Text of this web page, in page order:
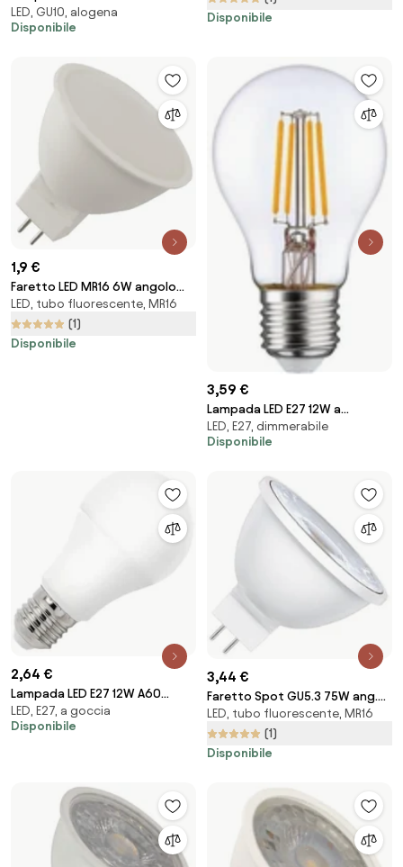
- Angolo 12° Colore Bianco
Naturale 4.000K
LED, GU10, alogena
Disponibile
Disponibile
1,9 €
Faretto LED MR16 6W angolo
120° 12/24V AC/DC Colore
Bianco Naturale 4.000K
LED, tubo fluorescente, MR16
(1)
Disponibile
3,59 €
Lampada LED E27 12W a
Filamento 140 lm/W
Dimmerabile - A60 Colore
LED, E27, dimmerabile
Disponibile
2,64 €
Lampada LED E27 12W A60
105lm/W Colore Bianco Caldo
2.700K
LED, E27, a goccia
Disponibile
3,44 €
Faretto Spot GU5.3 75W ang.
100° 12V MR16 Colore Bianco
Caldo 3.000K
LED, tubo fluorescente, MR16
(1)
Disponibile